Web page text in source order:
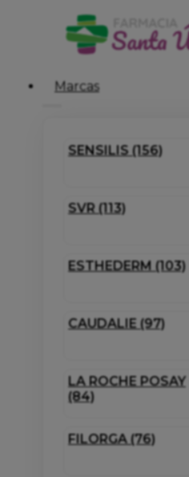
Marcas
SENSILIS (156)
SVR (113)
ESTHEDERM (103)
CAUDALIE (97)
LA ROCHE POSAY
(84)
FILORGA (76)